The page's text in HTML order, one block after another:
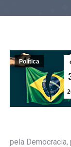
Política
pela